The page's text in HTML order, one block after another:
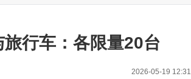
行车：各限量20台
2026-05-19 12:31